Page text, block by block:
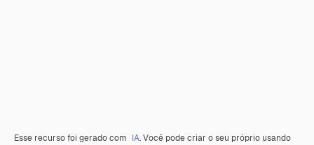
Esse recurso foi gerado com IA. Você pode criar o seu próprio usando